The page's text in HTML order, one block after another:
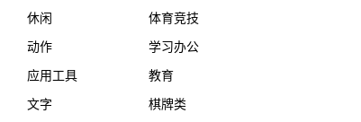
休闲
体育竞技
动作
学习办公
应用工具
教育
文字
棋牌类